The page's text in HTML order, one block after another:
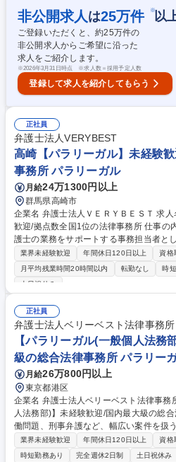
成、解約記録の照合やレポート作成のた
ー・タスク管理：社内会議の日程調整、
業務のオペレーション支援：マネージャ
ローのボトルネック洗い出しや運用改善
範囲】当社の指定する業務 募集職種 東京【営業サポート】年休120日/法
律事務所/服装自由
非公開求人 は25万件 ※以
ご登録いただくと、約25万件の
非公開求人からご希望に沿った
求人をご紹介します。
※2026年3月31日時点 ※求人数＝採用予定人数
登録して求人を紹介してもらう
正社員
弁護士法人VERYBEST
高崎【パラリーガル】未経験
事務所 パラリーガル
月給24万1300円以上
群馬県高崎市
企業名 弁護士法人ＶＥＲＹＢＥＳＴ 求人名 高崎【パラリーガル】未経験
歓迎/拠点数全国1位の法律事務所 仕事の内容 【パラリーガルとは？】弁
護士の業務をサポートする事務担当者と
携し案件を進め、早期解決を目指します
お任せします。 相談分野によって処理方法は異なりますが、オフィス内で
役割分担をし、担当業務を行っていただ
る調査や文書/契約書の作成 ■各種手続き
登記情報等）の取り付け、内容証明郵便
ケジュール管理、官公庁への書類提出、来客応対等） 募
ラリーガル】未経験歓迎/拠点数全国1位
業界未経験歓迎 年間休日120日以上
資格
月平均残業時間20時間以内
転勤なし 時
土日祝休み
正社員
弁護士法人ベリーベスト法律事務所
【パラリーガル(一般個人法務
級の総合法律事務所 パラリー
月給26万800円以上
東京都港区
企業名 弁護士法人ベリーベスト法律事務所 求人名 【パラリーガル(一
人法務部)】未経験歓迎/国内最大級の総合法律事務所 仕
働問題、刑事弁護など、幅広い案件を扱
に記載)において、法律事務に関する幅広
応を中心に行う受任課、事務処理を中心に行う案
業界未経験歓迎 年間休日120日以上 資格
時短勤務あり
完全週休2日制 土日祝休み